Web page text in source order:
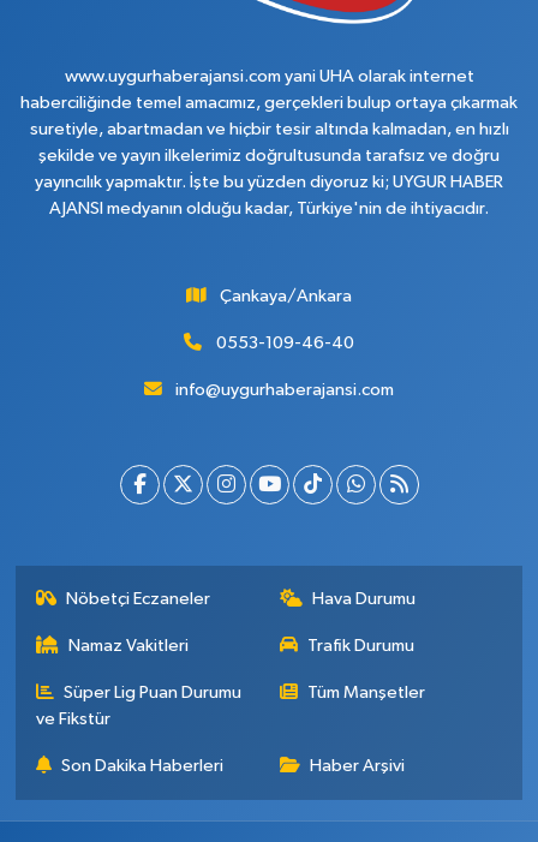
www.uygurhaberajansi.com yani UHA olarak internet
haberciliğinde temel amacımız, gerçekleri bulup ortaya çıkarmak
suretiyle, abartmadan ve hiçbir tesir altında kalmadan, en hızlı
şekilde ve yayın ilkelerimiz doğrultusunda tarafsız ve doğru
yayıncılık yapmaktır. İşte bu yüzden diyoruz ki; UYGUR HABER
AJANSI medyanın olduğu kadar, Türkiye'nin de ihtiyacıdır.
Çankaya/Ankara
0553-109-46-40
info@uygurhaberajansi.com
Nöbetçi Eczaneler Hava Durumu
Namaz Vakitleri Trafik Durumu
Süper Lig Puan Durumu
ve Fikstür
Tüm Manşetler
Son Dakika Haberleri Haber Arşivi